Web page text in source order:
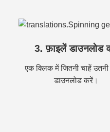
3. फ़ाइलें डाउनलोड
एक क्लिक में जितनी चाहें
डाउनलोड करें।